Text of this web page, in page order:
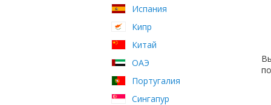
Испания
Кипр
Китай
ОАЭ
Португалия
Сингапур